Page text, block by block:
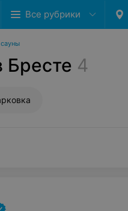
Все рубрики
Бресте 4